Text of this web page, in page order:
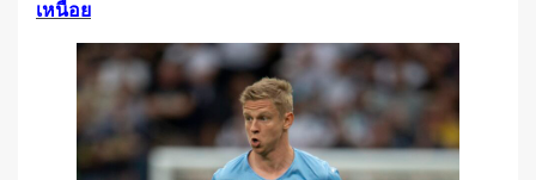
เหนื่อย